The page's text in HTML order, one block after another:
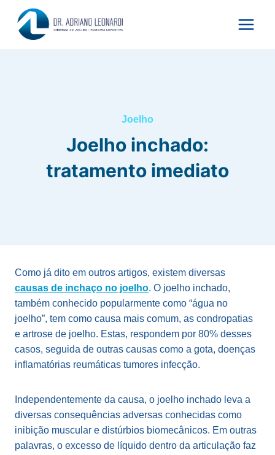
para
Joelho
Joelho inchado:
tratamento imediato
Como já dito em outros artigos, existem diversas
causas de inchaço no joelho. O joelho inchado,
também conhecido popularmente como “água no
joelho”, tem como causa mais comum, as condropatias
e artrose de joelho. Estas, respondem por 80% desses
casos, seguida de outras causas como a gota, doenças
inflamatórias reumáticas tumores infecção.
Independentemente da causa, o joelho inchado leva a
diversas consequências adversas conhecidas como
inibição muscular e distúrbios biomecânicos. Em outras
palavras, o excesso de líquido dentro da articulação faz